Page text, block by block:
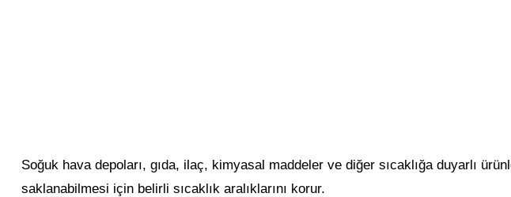
Soğuk hava depoları, gıda, ilaç, kimyasal maddeler ve diğer sıcaklığa duyarlı
saklanabilmesi için belirli sıcaklık aralıklarını korur.